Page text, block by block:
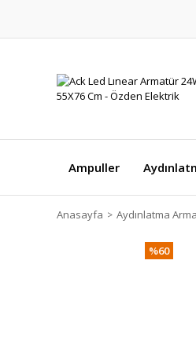
Ampuller
Anasayfa Aydınlatma
%60